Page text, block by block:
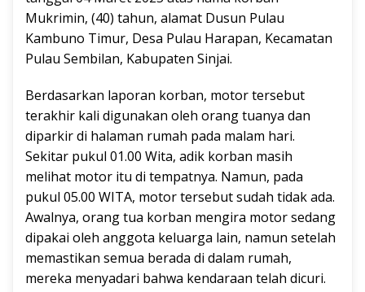
Mukrimin, (40) tahun, alamat Dusun Pulau
Kambuno Timur, Desa Pulau Harapan, Kecamatan
Pulau Sembilan, Kabupaten Sinjai.
Berdasarkan laporan korban, motor tersebut
terakhir kali digunakan oleh orang tuanya dan
diparkir di halaman rumah pada malam hari.
Sekitar pukul 01.00 Wita, adik korban masih
melihat motor itu di tempatnya. Namun, pada
pukul 05.00 WITA, motor tersebut sudah tidak ada.
Awalnya, orang tua korban mengira motor sedang
dipakai oleh anggota keluarga lain, namun setelah
memastikan semua berada di dalam rumah,
mereka menyadari bahwa kendaraan telah dicuri.